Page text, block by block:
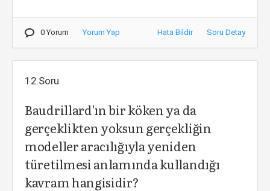
0 Yorum Yorum Yap Hata Bildir Soru Detay
12.Soru
Baudrillard'ın bir köken ya da
gerçeklikten yoksun gerçekliğin
modeller aracılığıyla yeniden
türetilmesi anlamında kullandığı
kavram hangisidir?